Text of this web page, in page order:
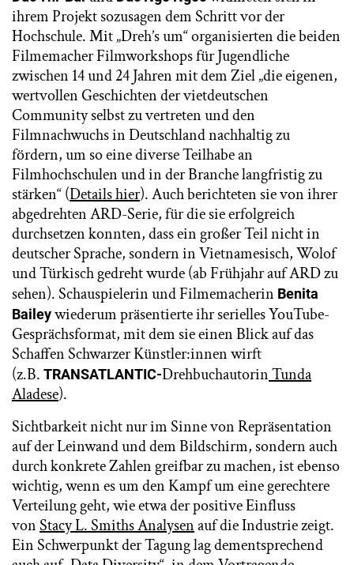
ihrem Projekt sozusagen dem Schritt vor der
Hochschule. Mit „Dreh’s um“ organisierten die beiden
Filmemacher Filmworkshops für Jugendliche
zwischen 14 und 24 Jahren mit dem Ziel „die eigenen,
wertvollen Geschichten der vietdeutschen
Community selbst zu vertreten und den
Filmnachwuchs in Deutschland nachhaltig zu
fördern, um so eine diverse Teilhabe an
Filmhochschulen und in der Branche langfristig zu
stärken“ (Details hier). Auch berichteten sie von ihrer
abgedrehten ARD-Serie, für die sie erfolgreich
durchsetzen konnten, dass ein großer Teil nicht in
deutscher Sprache, sondern in Vietnamesisch, Wolof
und Türkisch gedreht wurde (ab Frühjahr auf ARD zu
sehen). Schauspielerin und Filmemacherin Benita
Baileywiederum präsentierte ihr serielles YouTube-
Gesprächsformat, mit dem sie einen Blick auf das
Schaffen Schwarzer Künstler:innen wirft
(z.B. TRANSATLANTIC-DrehbuchautorinTunda
Aladese).
Sichtbarkeit nicht nur im Sinne von Repräsentation
auf der Leinwand und dem Bildschirm, sondern auch
durch konkrete Zahlen greifbar zu machen, ist ebenso
wichtig, wenn es um den Kampf um eine gerechtere
Verteilung geht, wie etwa der positive Einfluss
vonStacy L. Smiths Analysenauf die Industrie zeigt.
Ein Schwerpunkt der Tagung lag dementsprechend